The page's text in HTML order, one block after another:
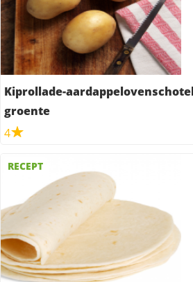
Kiprollade-
groente
4
RECEPT